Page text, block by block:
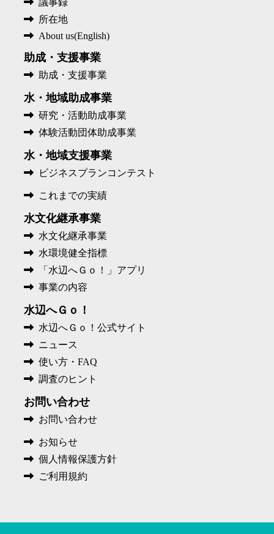
所在地
About us(English)
助成・支援事業
助成・支援事業
水・地域助成事業
研究・活動助成事業
体験活動団体助成事業
水・地域支援事業
ビジネスプランコンテスト
これまでの実績
水文化継承事業
水文化継承事業
水環境健全指標
「水辺へＧｏ！」アプリ
事業の内容
水辺へＧｏ！
水辺へＧｏ！公式サイト
ニュース
使い方・FAQ
調査のヒント
お問い合わせ
お問い合わせ
お知らせ
個人情報保護方針
ご利用規約